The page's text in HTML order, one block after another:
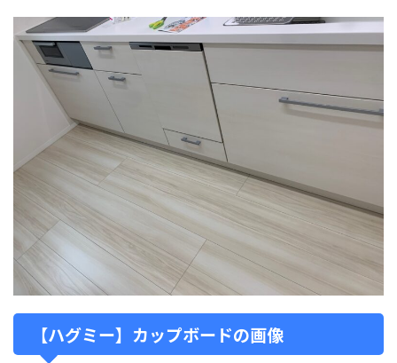
【ハグミー】カップボードの画像